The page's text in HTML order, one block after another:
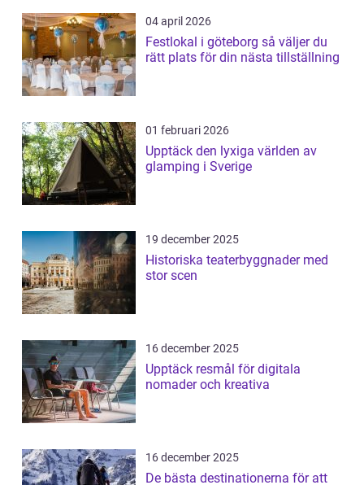
04 april 2026
Festlokal i göteborg så väljer du
rätt plats för din nästa tillställning
01 februari 2026
Upptäck den lyxiga världen av
glamping i Sverige
19 december 2025
Historiska teaterbyggnader med
stor scen
16 december 2025
Upptäck resmål för digitala
nomader och kreativa
16 december 2025
De bästa destinationerna för att